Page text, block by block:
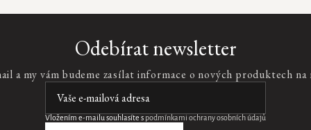
Odebírat newsletter
a my vám budeme zasílat informace o nových produktech na
Vložením e-mailu souhlasíte s podmínkami ochrany osobních údajů